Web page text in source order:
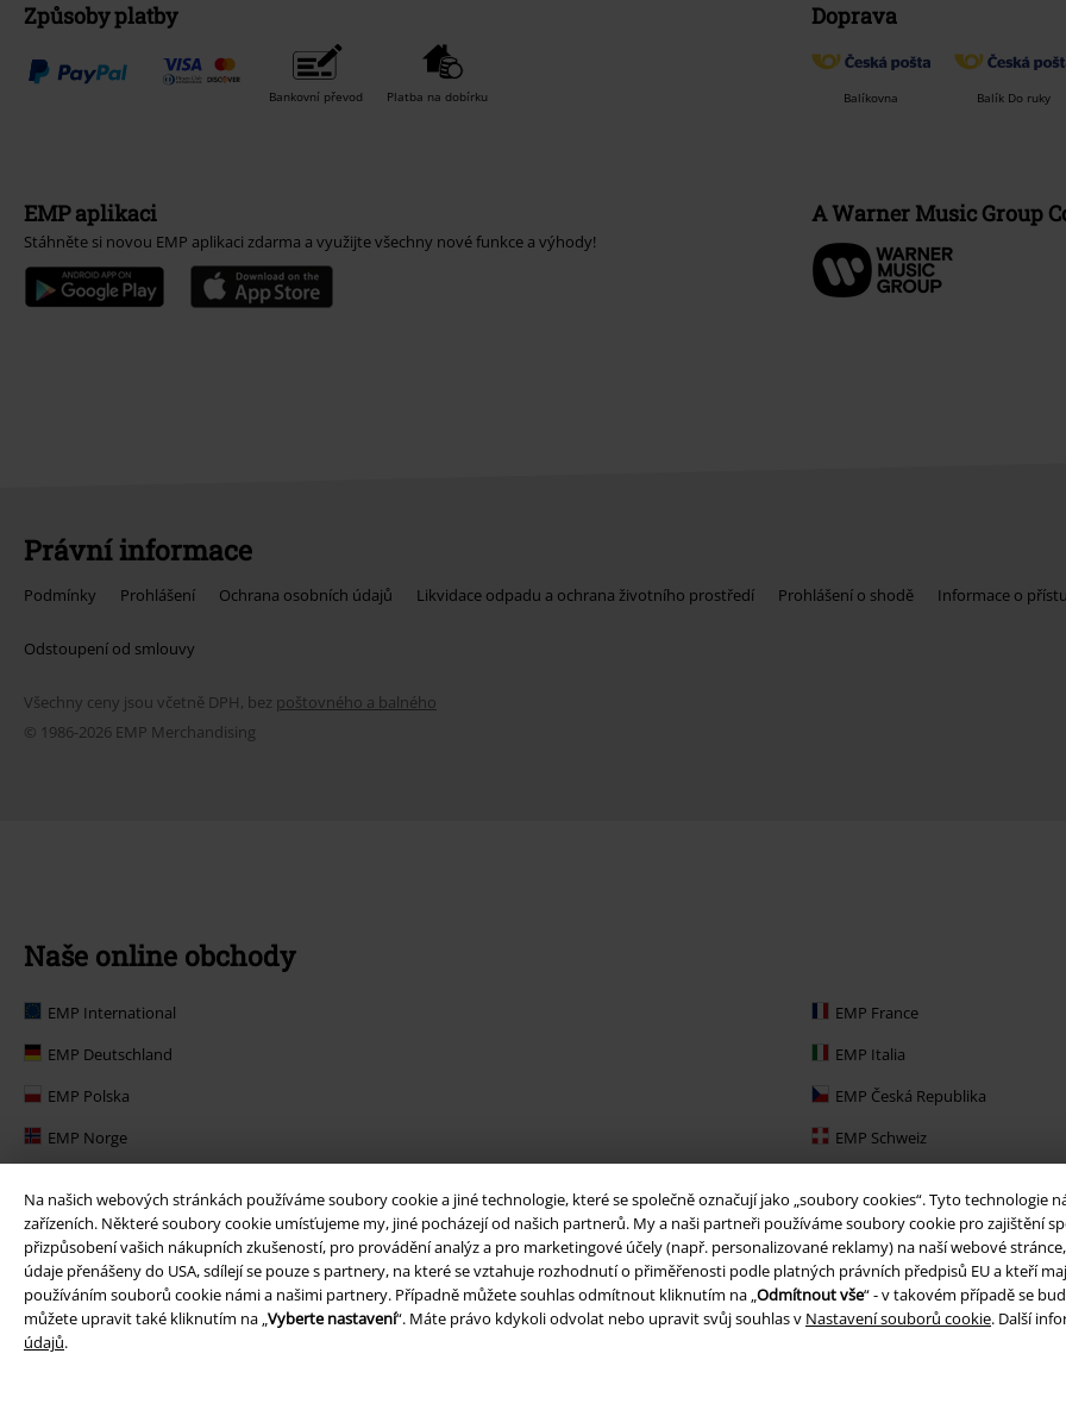
Na našich webových stránkách používáme soubory cookie a jiné technologie, které se společně označují jako „soubory cookies“. Tyto
zařízeních. Některé soubory cookie umísťujeme my, jiné pocházejí od našich partnerů. My a naši partneři používáme soubory cookie pro zajištění
přizpůsobení vašich nákupních zkušeností, pro provádění analýz a pro marketingové účely (např. personalizované reklamy) na naší webové
údaje přenášeny do USA, sdílejí se pouze s partnery, na které se vztahuje rozhodnutí o přiměřenosti podle platných právních předpisů EU a kteří
používáním souborů cookie námi a našimi partnery. Případně můžete souhlas odmítnout kliknutím na „Odmítnout vše“ - v takovém případě se
můžete upravit také kliknutím na „Vyberte nastavení“. Máte právo kdykoli odvolat nebo upravit svůj souhlas v Nastavení souborů cookie. Další
údajů.
Způsoby platby
Bankovní převod Platba na dobírku
Doprava
Balíkovna Balík Do ruky
EMP aplikaci
Stáhněte si novou EMP aplikaci zdarma a využijte všechny nové funkce a výhody!
A Warner Music Group
Právní informace
Podmínky Prohlášení Ochrana osobních údajů Likvidace odpadu a ochrana životního prostředí Prohlášení o shodě Informace o
Odstoupení od smlouvy
Všechny ceny jsou včetně DPH, bez poštovného a balného
© 1986-2026 EMP Merchandising
Naše online obchody
EMP International
EMP France
EMP Deutschland
EMP Italia
EMP Polska
EMP Česká Republika
EMP Norge
EMP Schweiz
EMP United Kingdom
EMP Sverige
EMP Danmark
Large Nederland
EMP Österreich
EMP Slovensko
Large Belgique